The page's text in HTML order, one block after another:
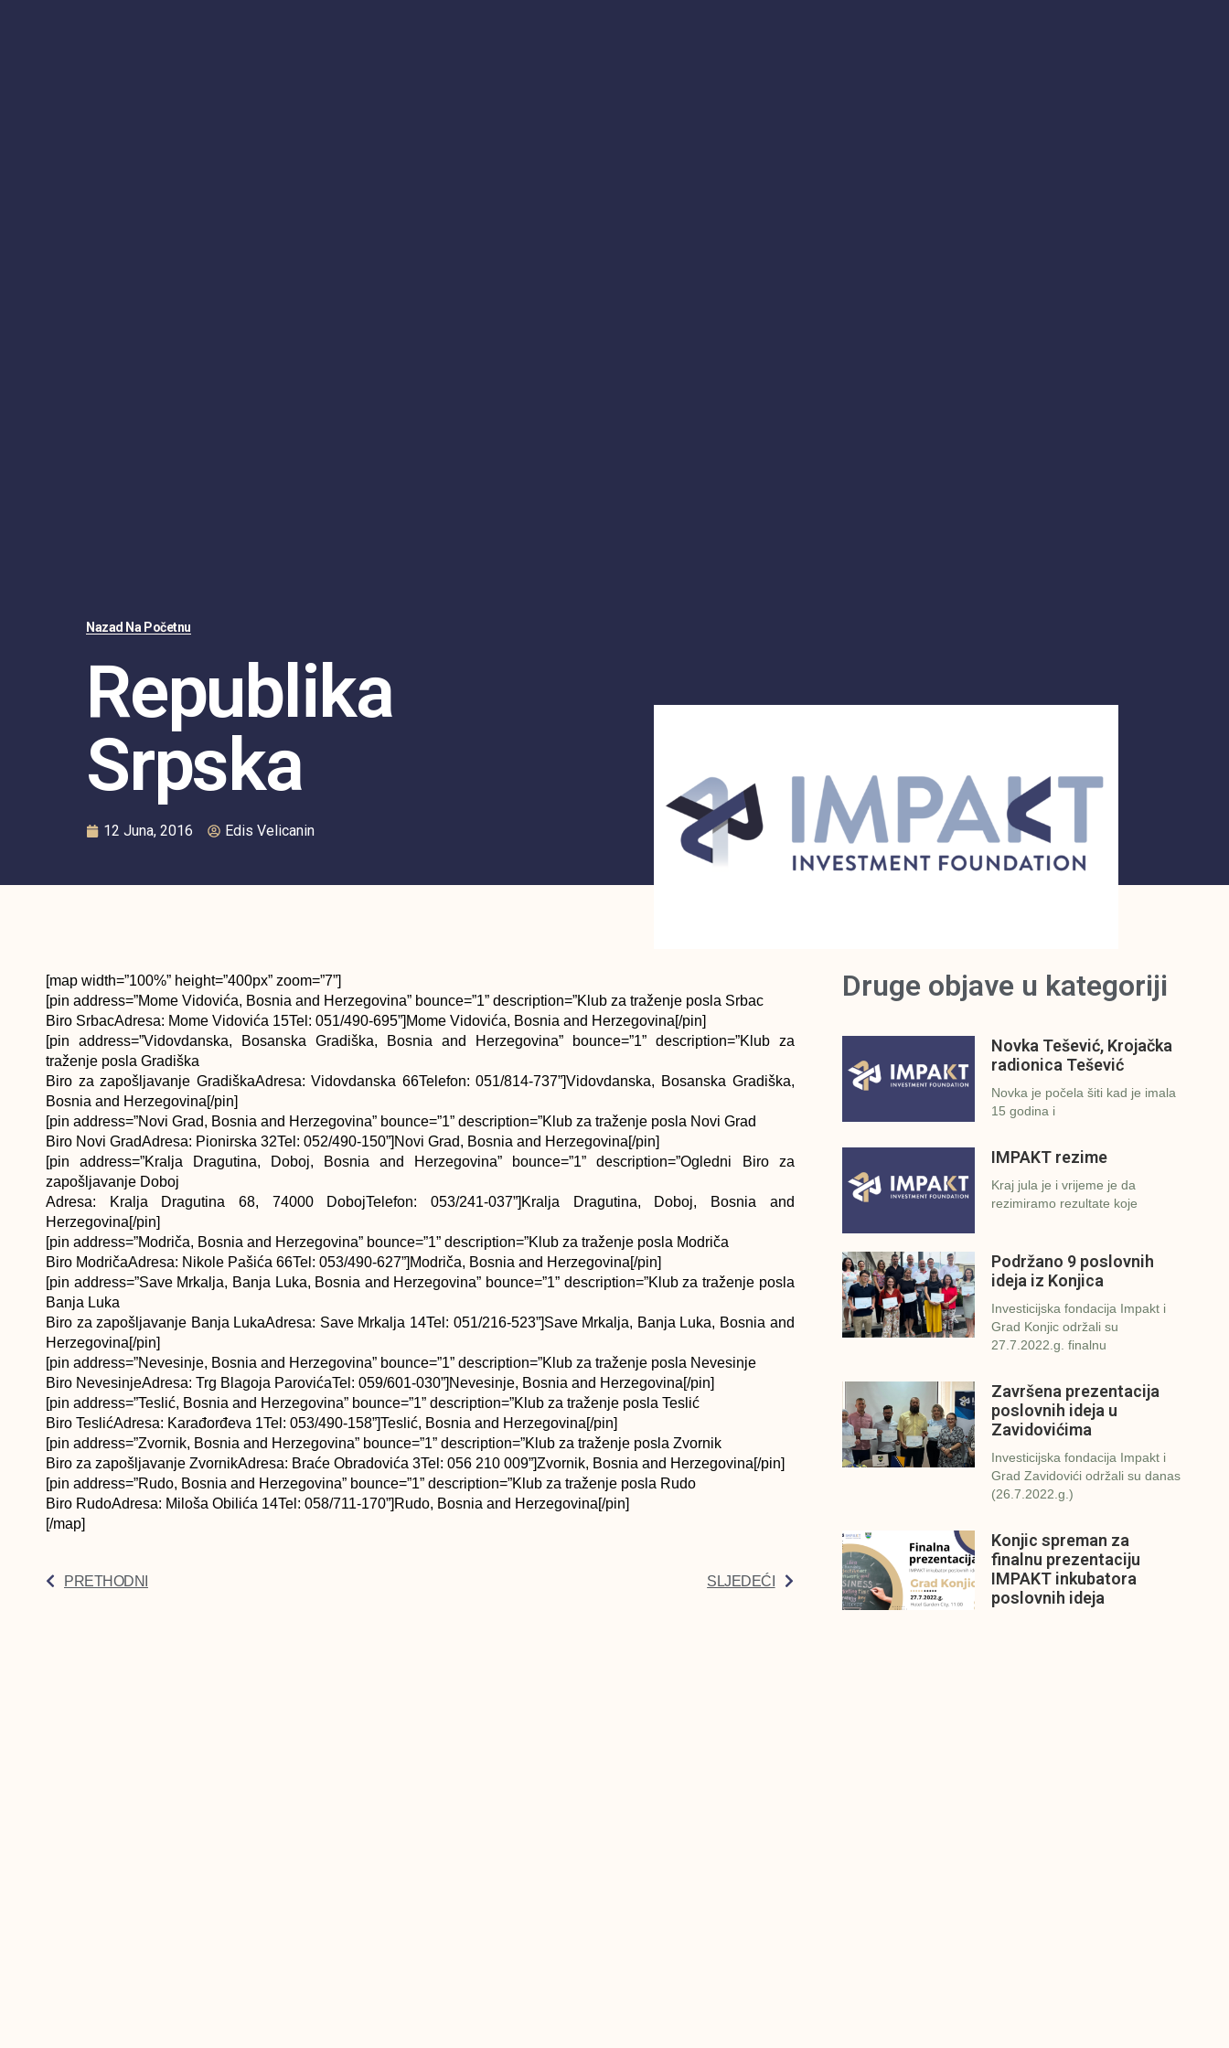
Nazad Na Početnu
Republika
Srpska
12 Juna, 2016 Edis Velicanin
[map width=”100%” height=”400px” zoom=”7”]
[pin address=”Mome Vidovića, Bosnia and Herzegovina” bounce=”1” description=”Klub za traženje posla Srbac
Biro SrbacAdresa: Mome Vidovića 15Tel: 051/490-695”]Mome Vidovića, Bosnia and Herzegovina[/pin]
[pin address=”Vidovdanska, Bosanska Gradiška, Bosnia and Herzegovina” bounce=”1” description=”Klub za
traženje posla Gradiška
Biro za zapošljavanje GradiškaAdresa: Vidovdanska 66Telefon: 051/814-737”]Vidovdanska, Bosanska Gradiška,
Bosnia and Herzegovina[/pin]
[pin address=”Novi Grad, Bosnia and Herzegovina” bounce=”1” description=”Klub za traženje posla Novi Grad
Biro Novi GradAdresa: Pionirska 32Tel: 052/490-150”]Novi Grad, Bosnia and Herzegovina[/pin]
[pin address=”Kralja Dragutina, Doboj, Bosnia and Herzegovina” bounce=”1” description=”Ogledni Biro za
zapošljavanje Doboj
Adresa: Kralja Dragutina 68, 74000 DobojTelefon: 053/241-037”]Kralja Dragutina, Doboj, Bosnia and
Herzegovina[/pin]
[pin address=”Modriča, Bosnia and Herzegovina” bounce=”1” description=”Klub za traženje posla Modriča
Biro ModričaAdresa: Nikole Pašića 66Tel: 053/490-627”]Modriča, Bosnia and Herzegovina[/pin]
[pin address=”Save Mrkalja, Banja Luka, Bosnia and Herzegovina” bounce=”1” description=”Klub za traženje posla
Banja Luka
Biro za zapošljavanje Banja LukaAdresa: Save Mrkalja 14Tel: 051/216-523”]Save Mrkalja, Banja Luka, Bosnia and
Herzegovina[/pin]
[pin address=”Nevesinje, Bosnia and Herzegovina” bounce=”1” description=”Klub za traženje posla Nevesinje
Biro NevesinjeAdresa: Trg Blagoja ParovićaTel: 059/601-030”]Nevesinje, Bosnia and Herzegovina[/pin]
[pin address=”Teslić, Bosnia and Herzegovina” bounce=”1” description=”Klub za traženje posla Teslić
Biro TeslićAdresa: Karađorđeva 1Tel: 053/490-158”]Teslić, Bosnia and Herzegovina[/pin]
[pin address=”Zvornik, Bosnia and Herzegovina” bounce=”1” description=”Klub za traženje posla Zvornik
Biro za zapošljavanje ZvornikAdresa: Braće Obradovića 3Tel: 056 210 009”]Zvornik, Bosnia and Herzegovina[/pin]
[pin address=”Rudo, Bosnia and Herzegovina” bounce=”1” description=”Klub za traženje posla Rudo
Biro RudoAdresa: Miloša Obilića 14Tel: 058/711-170”]Rudo, Bosnia and Herzegovina[/pin]
[/map]
PRETHODNI SLJEDEĆI
Druge objave u kategoriji
Novka Tešević, Krojačka
radionica Tešević
Novka je počela šiti kad je imala
15 godina i
IMPAKT rezime
Kraj jula je i vrijeme je da
rezimiramo rezultate koje
Podržano 9 poslovnih
ideja iz Konjica
Investicijska fondacija Impakt i
Grad Konjic održali su
27.7.2022.g. finalnu
Završena prezentacija
poslovnih ideja u
Zavidovićima
Investicijska fondacija Impakt i
Grad Zavidovići održali su danas
(26.7.2022.g.)
Konjic spreman za
finalnu prezentaciju
IMPAKT inkubatora
poslovnih ideja